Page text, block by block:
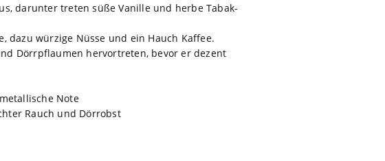
darunter treten süße Vanille und herbe Tabak-
dazu würzige Nüsse und ein Hauch Kaffee.
Dörrpflaumen hervortreten, bevor er dezent
Note
Rauch und Dörrobst